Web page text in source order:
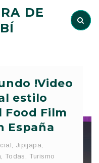
DE
!Video
estilo
Food Film
España
, Jipijapa,
, Todas , Turismo